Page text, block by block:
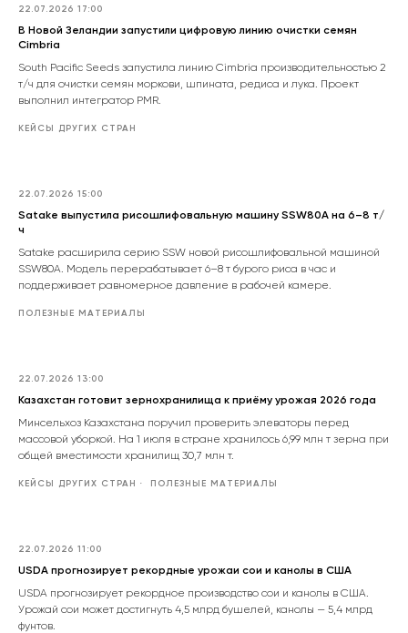
22.07.2026 17:00
В Новой Зеландии запустили цифровую линию очистки семян
Cimbria
South Pacific Seeds запустила линию Cimbria производительностью 2
т/ч для очистки семян моркови, шпината, редиса и лука. Проект
выполнил интегратор PMR.
КЕЙСЫ ДРУГИХ СТРАН
22.07.2026 15:00
Satake выпустила рисошлифовальную машину SSW80A на 6–8 т/
ч
Satake расширила серию SSW новой рисошлифовальной машиной
SSW80A. Модель перерабатывает 6–8 т бурого риса в час и
поддерживает равномерное давление в рабочей камере.
ПОЛЕЗНЫЕ МАТЕРИАЛЫ
22.07.2026 13:00
Казахстан готовит зернохранилища к приёму урожая 2026 года
Минсельхоз Казахстана поручил проверить элеваторы перед
массовой уборкой. На 1 июля в стране хранилось 6,99 млн т зерна при
общей вместимости хранилищ 30,7 млн т.
КЕЙСЫ ДРУГИХ СТРАН ПОЛЕЗНЫЕ МАТЕРИАЛЫ
22.07.2026 11:00
USDA прогнозирует рекордные урожаи сои и канолы в США
USDA прогнозирует рекордное производство сои и канолы в США.
Урожай сои может достигнуть 4,5 млрд бушелей, канолы — 5,4 млрд
фунтов.